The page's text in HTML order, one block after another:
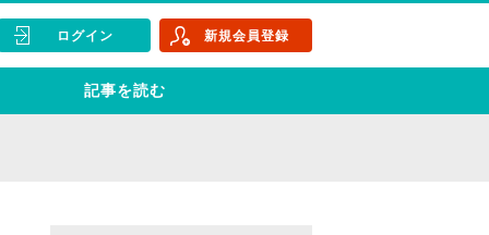
記事を読む
ログイン 新規会員登録